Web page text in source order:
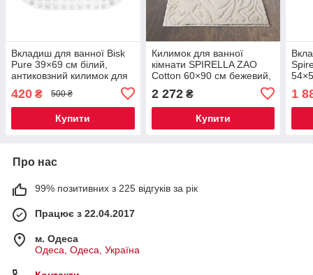
Вкладиш для ванної Bisk
Pure 39×69 см білий,
антиковзний килимок для
ванни з присосками, PVC,
захист від ковзання
420 ₴ 500 ₴
Купити
Килимок для ванної
кімнати SPIRELLA ZAO
Cotton 60×90 см бежевий,
натуральний бавовняний
килимок з антиковзною
основою
2 272₴
Купити
1
Про нас
99% позитивних з 225 відгуків за рік
Працює з 22.04.2017
м. Одеса
Одеса, Одеса, Україна